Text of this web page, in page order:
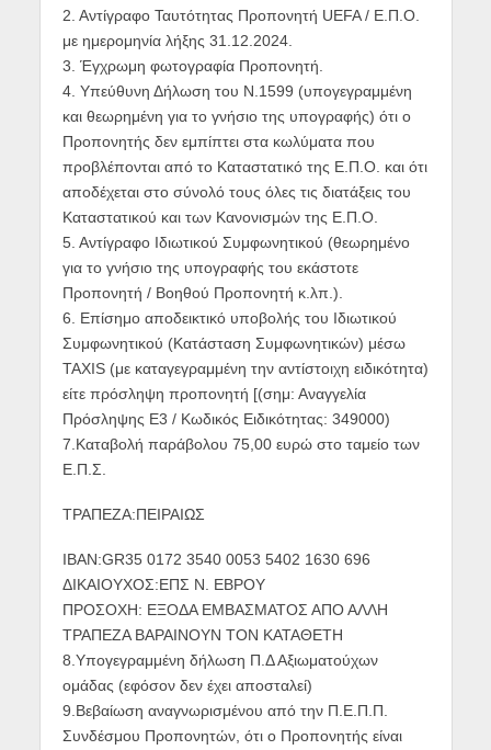
2. Αντίγραφο Ταυτότητας Προπονητή UEFA / Ε.Π.Ο.
με ημερομηνία λήξης 31.12.2024.
3. Έγχρωμη φωτογραφία Προπονητή.
4. Υπεύθυνη Δήλωση του Ν.1599 (υπογεγραμμένη
και θεωρημένη για το γνήσιο της υπογραφής) ότι ο
Προπονητής δεν εμπίπτει στα κωλύματα που
προβλέπονται από το Καταστατικό της Ε.Π.Ο. και ότι
αποδέχεται στο σύνολό τους όλες τις διατάξεις του
Καταστατικού και των Κανονισμών της Ε.Π.Ο.
5. Αντίγραφο Ιδιωτικού Συμφωνητικού (θεωρημένο
για το γνήσιο της υπογραφής του εκάστοτε
Προπονητή / Βοηθού Προπονητή κ.λπ.).
6. Επίσημο αποδεικτικό υποβολής του Ιδιωτικού
Συμφωνητικού (Κατάσταση Συμφωνητικών) μέσω
TAXIS (με καταγεγραμμένη την αντίστοιχη ειδικότητα)
είτε πρόσληψη προπονητή [(σημ: Αναγγελία
Πρόσληψης Ε3 / Κωδικός Ειδικότητας: 349000)
7.Καταβολή παράβολου 75,00 ευρώ στο ταμείο των
Ε.Π.Σ.
ΤΡΑΠΕΖΑ:ΠΕΙΡΑΙΩΣ
IBAN:GR35 0172 3540 0053 5402 1630 696
ΔΙΚΑΙΟΥΧΟΣ:ΕΠΣ Ν. ΕΒΡΟΥ
ΠΡΟΣΟΧΗ: ΕΞΟΔΑ ΕΜΒΑΣΜΑΤΟΣ ΑΠΟ ΑΛΛΗ
ΤΡΑΠΕΖΑ ΒΑΡΑΙΝΟΥΝ ΤΟΝ ΚΑΤΑΘΕΤΗ
8.Yπογεγραμμένη δήλωση Π.Δ Αξιωματούχων
ομάδας (εφόσον δεν έχει αποσταλεί)
9.Βεβαίωση αναγνωρισμένου από την Π.Ε.Π.Π.
Συνδέσμου Προπονητών, ότι ο Προπονητής είναι